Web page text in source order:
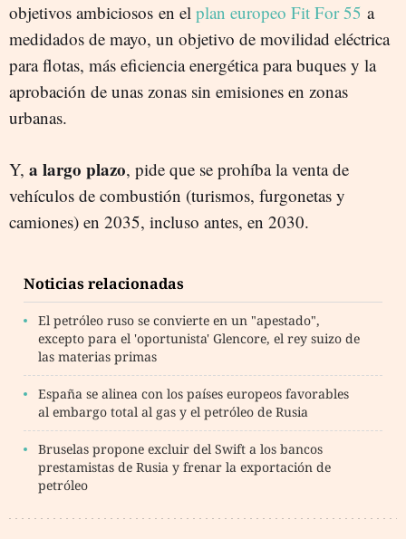
objetivos ambiciosos en el plan europeo Fit For 55 a
medidados de mayo, un objetivo de movilidad eléctrica
para flotas, más eficiencia energética para buques y la
aprobación de unas zonas sin emisiones en zonas
urbanas.
Y, a largo plazo, pide que se prohíba la venta de
vehículos de combustión (turismos, furgonetas y
camiones) en 2035, incluso antes, en 2030.
Noticias relacionadas
El petróleo ruso se convierte en un "apestado",
excepto para el 'oportunista' Glencore, el rey suizo de
las materias primas
España se alinea con los países europeos favorables
al embargo total al gas y el petróleo de Rusia
Bruselas propone excluir del Swift a los bancos
prestamistas de Rusia y frenar la exportación de
petróleo